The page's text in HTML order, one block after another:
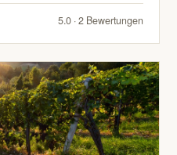
5.0 · 2 Bewertungen